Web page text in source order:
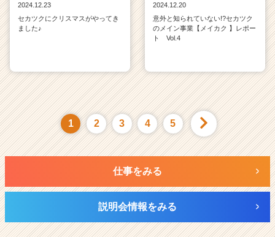
2024.12.23
セカツクにクリスマスがやってき
ました♪
2024.12.20
意外と知られていない!?セカツク
のメイン事業【メイカク 】レポー
ト Vol.4
1 2 3 4 5
仕事をみる
説明会情報をみる